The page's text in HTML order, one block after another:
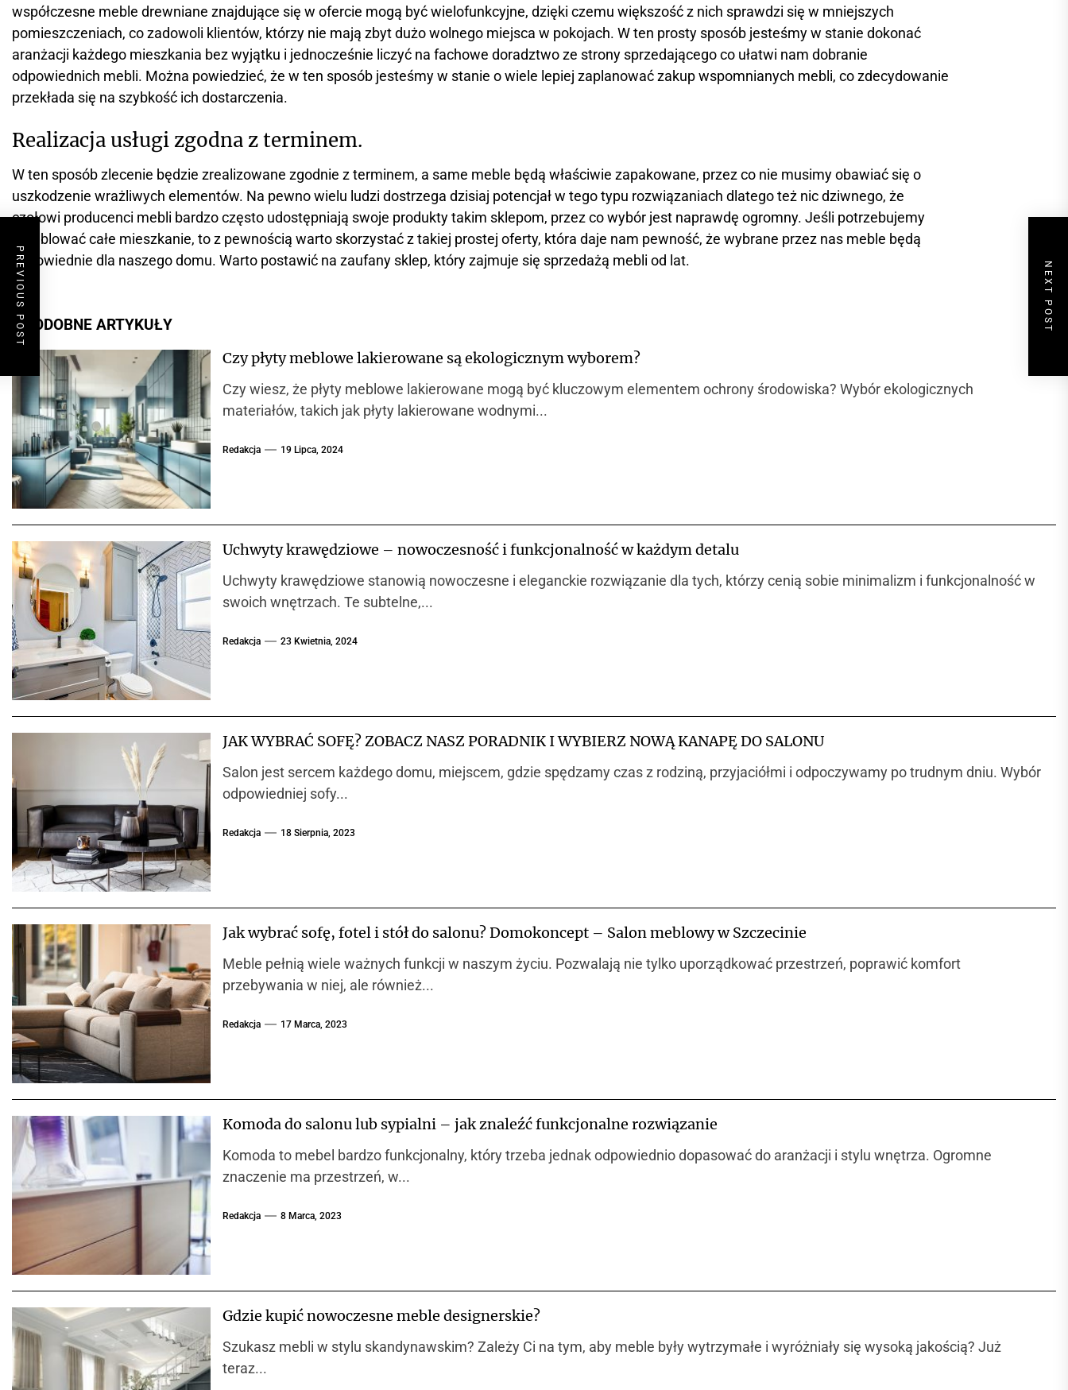
współczesne meble drewniane znajdujące się w ofercie mogą być wielofunkcyjne, dzięki czemu większość z nich sprawdzi się w mniejszych
pomieszczeniach, co zadowoli klientów, którzy nie mają zbyt dużo wolnego miejsca w pokojach. W ten prosty sposób jesteśmy w stanie dokonać
aranżacji każdego mieszkania bez wyjątku i jednocześnie liczyć na fachowe doradztwo ze strony sprzedającego co ułatwi nam dobranie
odpowiednich mebli. Można powiedzieć, że w ten sposób jesteśmy w stanie o wiele lepiej zaplanować zakup wspomnianych mebli, co zdecydowanie
przekłada się na szybkość ich dostarczenia.
Realizacja usługi zgodna z terminem.
W ten sposób zlecenie będzie zrealizowane zgodnie z terminem, a same meble będą właściwie zapakowane, przez co nie musimy obawiać się o
uszkodzenie wrażliwych elementów. Na pewno wielu ludzi dostrzega dzisiaj potencjał w tego typu rozwiązaniach dlatego też nic dziwnego, że
czołowi producenci mebli bardzo często udostępniają swoje produkty takim sklepom, przez co wybór jest naprawdę ogromny. Jeśli potrzebujemy
umeblować całe mieszkanie, to z pewnością warto skorzystać z takiej prostej oferty, która daje nam pewność, że wybrane przez nas meble będą
odpowiednie dla naszego domu. Warto postawić na zaufany sklep, który zajmuje się sprzedażą mebli od lat.
PREVIOUS POST NEXT POST
PODOBNE ARTYKUŁY
Czy płyty meblowe lakierowane są ekologicznym wyborem?
Czy wiesz, że płyty meblowe lakierowane mogą być kluczowym elementem ochrony środowiska? Wybór ekologicznych
materiałów, takich jak płyty lakierowane wodnymi...
Redakcja 19 Lipca, 2024
Uchwyty krawędziowe – nowoczesność i funkcjonalność w każdym detalu
Uchwyty krawędziowe stanowią nowoczesne i eleganckie rozwiązanie dla tych, którzy cenią sobie minimalizm i funkcjonalność w
swoich wnętrzach. Te subtelne,...
Redakcja 23 Kwietnia, 2024
JAK WYBRAĆ SOFĘ? ZOBACZ NASZ PORADNIK I WYBIERZ NOWĄ KANAPĘ DO SALONU
Salon jest sercem każdego domu, miejscem, gdzie spędzamy czas z rodziną, przyjaciółmi i odpoczywamy po trudnym dniu. Wybór
odpowiedniej sofy...
Redakcja 18 Sierpnia, 2023
Jak wybrać sofę, fotel i stół do salonu? Domokoncept – Salon meblowy w Szczecinie
Meble pełnią wiele ważnych funkcji w naszym życiu. Pozwalają nie tylko uporządkować przestrzeń, poprawić komfort
przebywania w niej, ale również...
Redakcja 17 Marca, 2023
Komoda do salonu lub sypialni – jak znaleźć funkcjonalne rozwiązanie
Komoda to mebel bardzo funkcjonalny, który trzeba jednak odpowiednio dopasować do aranżacji i stylu wnętrza. Ogromne
znaczenie ma przestrzeń, w...
Redakcja 8 Marca, 2023
Gdzie kupić nowoczesne meble designerskie?
Szukasz mebli w stylu skandynawskim? Zależy Ci na tym, aby meble były wytrzymałe i wyróżniały się wysoką jakością? Już
teraz...